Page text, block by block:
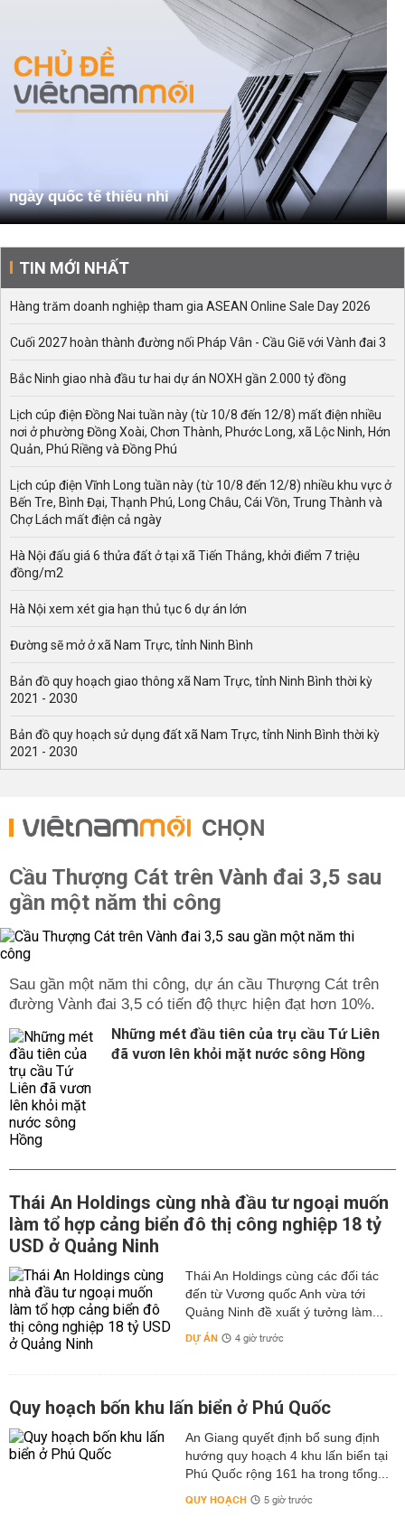
ngày quốc tế thiếu nhi
TIN MỚI NHẤT
Hàng trăm doanh nghiệp tham gia ASEAN Online Sale Day 2026
Cuối 2027 hoàn thành đường nối Pháp Vân - Cầu Giẽ với Vành đai 3
Bắc Ninh giao nhà đầu tư hai dự án NOXH gần 2.000 tỷ đồng
Lịch cúp điện Đồng Nai tuần này (từ 10/8 đến 12/8) mất điện nhiều
nơi ở phường Đồng Xoài, Chơn Thành, Phước Long, xã Lộc Ninh, Hớn
Quản, Phú Riềng và Đồng Phú
Lịch cúp điện Vĩnh Long tuần này (từ 10/8 đến 12/8) nhiều khu vực ở
Bến Tre, Bình Đại, Thạnh Phú, Long Châu, Cái Vồn, Trung Thành và
Chợ Lách mất điện cả ngày
Hà Nội đấu giá 6 thửa đất ở tại xã Tiến Thắng, khởi điểm 7 triệu
đồng/m2
Hà Nội xem xét gia hạn thủ tục 6 dự án lớn
Đường sẽ mở ở xã Nam Trực, tỉnh Ninh Bình
Bản đồ quy hoạch giao thông xã Nam Trực, tỉnh Ninh Bình thời kỳ
2021 - 2030
Bản đồ quy hoạch sử dụng đất xã Nam Trực, tỉnh Ninh Bình thời kỳ
2021 - 2030
CHỌN
Cầu Thượng Cát trên Vành đai 3,5 sau
gần một năm thi công
Sau gần một năm thi công, dự án cầu Thượng Cát trên
đường Vành đai 3,5 có tiến độ thực hiện đạt hơn 10%.
Những mét đầu tiên của trụ cầu Tứ Liên
đã vươn lên khỏi mặt nước sông Hồng
Thái An Holdings cùng nhà đầu tư ngoại muốn
làm tổ hợp cảng biển đô thị công nghiệp 18 tỷ
USD ở Quảng Ninh
Thái An Holdings cùng các đối tác
đến từ Vương quốc Anh vừa tới
Quảng Ninh đề xuất ý tưởng làm...
DỰ ÁN 4 giờ trước
Quy hoạch bốn khu lấn biển ở Phú Quốc
An Giang quyết định bổ sung định
hướng quy hoạch 4 khu lấn biển tại
Phú Quốc rộng 161 ha trong tổng...
QUY HOẠCH 5 giờ trước